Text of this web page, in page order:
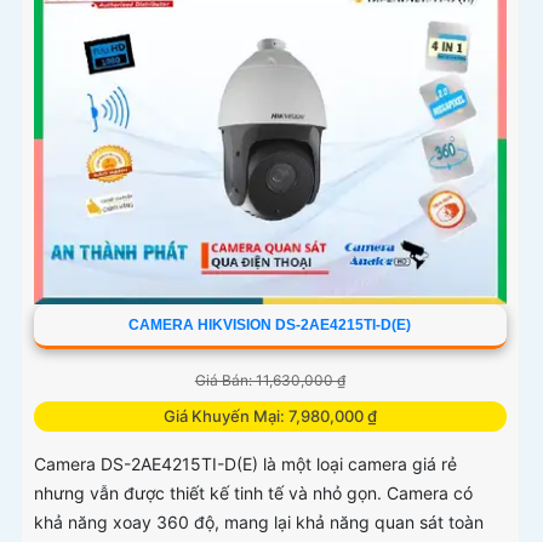
CAMERA HIKVISION DS-2AE4215TI-D(E)
Giá Bán: 11,630,000 ₫
Giá Khuyến Mại: 7,980,000 ₫
Camera DS-2AE4215TI-D(E) là một loại camera giá rẻ
nhưng vẫn được thiết kế tinh tế và nhỏ gọn. Camera có
khả năng xoay 360 độ, mang lại khả năng quan sát toàn